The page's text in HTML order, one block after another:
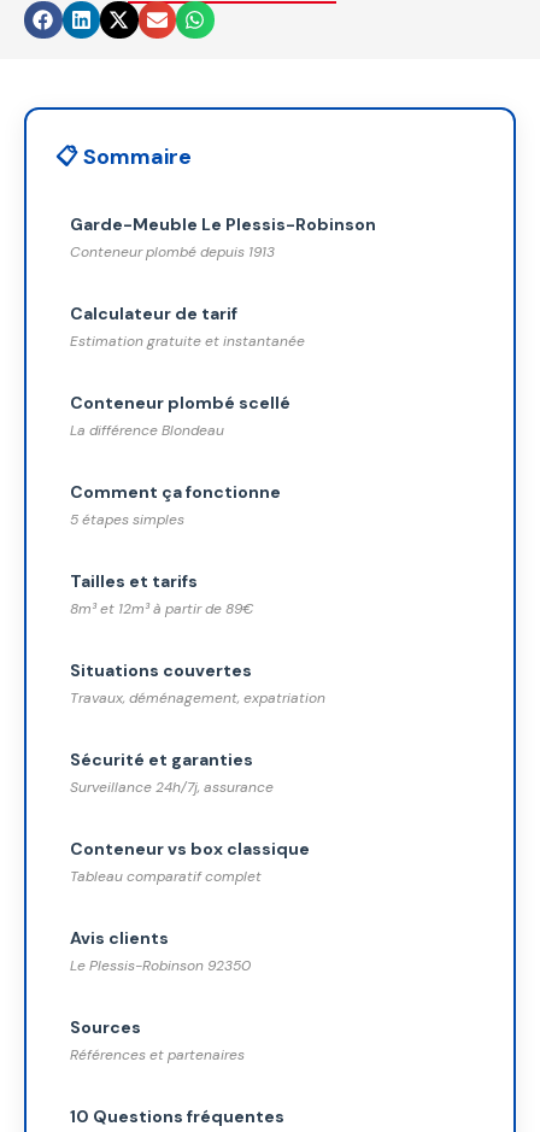
📋 Sommaire
Garde-Meuble Le Plessis-Robinson
Conteneur plombé depuis 1913
Calculateur de tarif
Estimation gratuite et instantanée
Conteneur plombé scellé
La différence Blondeau
Comment ça fonctionne
5 étapes simples
Tailles et tarifs
8m³ et 12m³ à partir de 89€
Situations couvertes
Travaux, déménagement, expatriation
Sécurité et garanties
Surveillance 24h/7j, assurance
Conteneur vs box classique
Tableau comparatif complet
Avis clients
Le Plessis-Robinson 92350
Sources
Références et partenaires
10 Questions fréquentes